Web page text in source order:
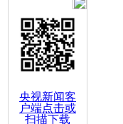
央视新闻客
户端点击或
扫描下载